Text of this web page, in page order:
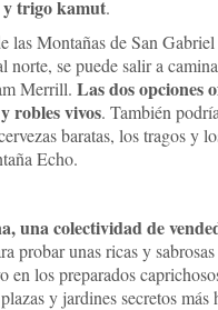
y trigo kamut.
las Montañas de San
norte, se puede salir a
Merrill. Las dos opciones
robles vivos. También
baratas, los tragos y
Echo.
una colectividad de
probar unas ricas y
en los preparados
y jardines secretos más